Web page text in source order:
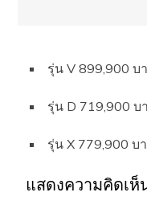
รุ่น V 899,900 บ
รุ่น D 719,900 บ
รุ่น X 779,900 บ
แสดงความคิดเห็